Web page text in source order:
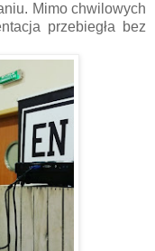
Mimo chwilowych
przebiegła bez